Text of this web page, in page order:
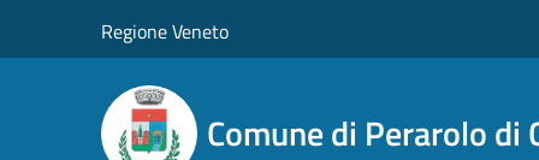
Regione Veneto
Comune di Perarolo di